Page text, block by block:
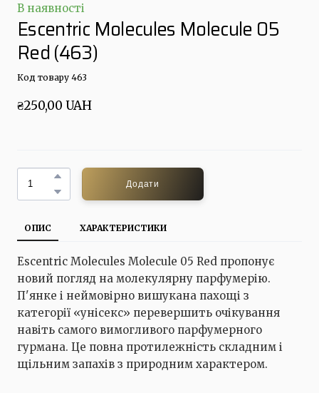
В наявності
Escentric Molecules Molecule 05
Red(463)
Код товару 463
₴250,00 UAH
Додати
ОПИС ХАРАКТЕРИСТИКИ
Escentric Molecules Molecule 05 Red пропонує
новий погляд на молекулярну парфумерію.
П'янке і неймовірно вишукана пахощі з
категорії «унісекс» перевершить очікування
навіть самого вимогливого парфумерного
гурмана. Це повна протилежність складним і
щільним запахів з природним характером.